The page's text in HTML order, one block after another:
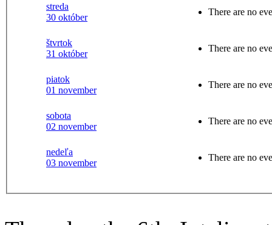
streda
30 október
There are no
štvrtok
31 október
There are no
piatok
01 november
There are no
sobota
02 november
There are no
nedeľa
03 november
There are no